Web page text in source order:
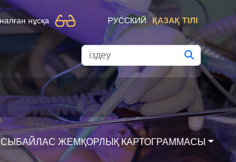
нұсқа РУССКИЙ ҚАЗАҚ ТІЛІ
СЫБАЙЛАС ЖЕМҚОРЛЫҚ КАРТОГРАММАСЫ